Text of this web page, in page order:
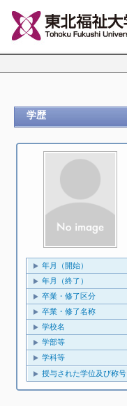
学歴
年月（開始）
年月（終了）
卒業・修了区分
卒業・修了名称
学校名
学部等
学科等
授与された学位及び称号